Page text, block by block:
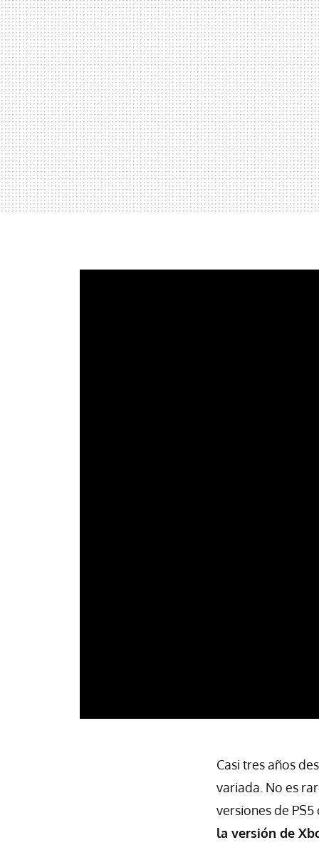
Casi tres años
variada. No es
versiones de
la versión de